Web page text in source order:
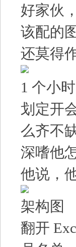
好家伙
该配的
还莫得
1 个小
划定开
么齐不
深嗜他
他说，
架构图
翻开